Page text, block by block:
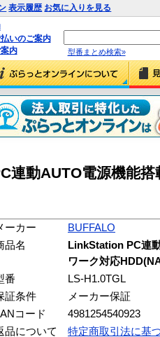
表示履歴 お気に入りを見る
いのご案内
内
型番まとめ検索»
動AUTO電源機能
ーカー
BUFFALO
品名
LinkStation PC連
ワーク対応
番
LS-H1.0TGL
証条件
メーカー保証
コード
4981254540923
品について
特定商取引法に基